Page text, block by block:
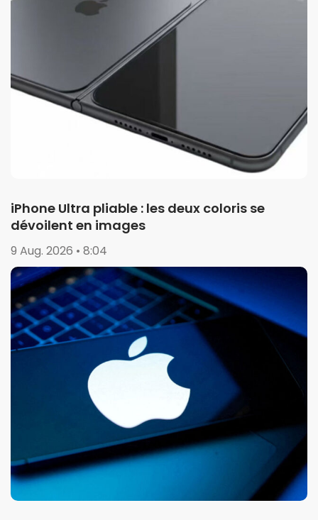
iPhone Ultra pliable : les deux coloris se
dévoilent en images
9 Aug. 2026 • 8:04